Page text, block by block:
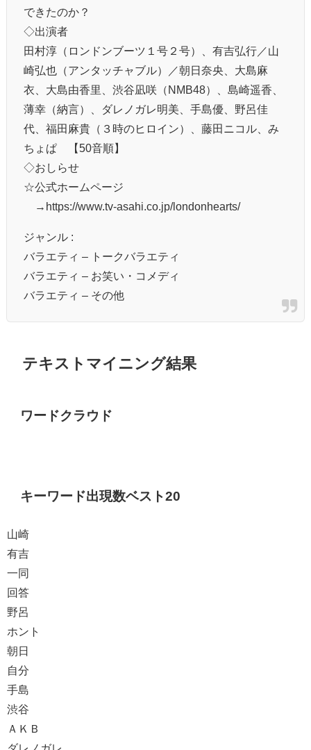
できたのか？
◇出演者
田村淳（ロンドンブーツ１号２号）、有吉弘行／山
崎弘也（アンタッチャブル）／朝日奈央、大島麻
衣、大島由香里、渋谷凪咲（NMB48）、島崎遥香、
薄幸（納言）、ダレノガレ明美、手島優、野呂佳
代、福田麻貴（３時のヒロイン）、藤田ニコル、み
ちょぱ 【50音順】
◇おしらせ
☆公式ホームページ
→https://www.tv-asahi.co.jp/londonhearts/
ジャンル :
バラエティ – トークバラエティ
バラエティ – お笑い・コメディ
バラエティ – その他
テキストマイニング結果
ワードクラウド
キーワード出現数ベスト20
山崎
有吉
一同
回答
野呂
ホント
朝日
自分
手島
渋谷
ＡＫＢ